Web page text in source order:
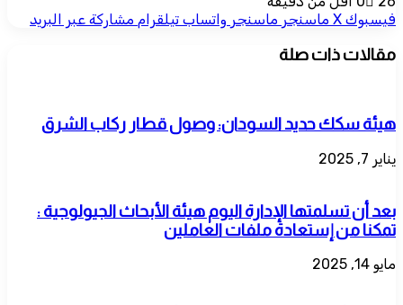
فيسبوك ‫X ماسنجر ماسنجر واتساب تيلقرام مشاركة عبر البريد
مقالات ذات صلة
هيئة سكك حديد السودان: وصول قطار ركاب الشرق
يناير 7, 2025
بعد أن تسلمتها الإدارة اليوم هيئة الأبحاث الجيولوجية :
تمكنا من إستعادة ملفات العاملين
مايو 14, 2025